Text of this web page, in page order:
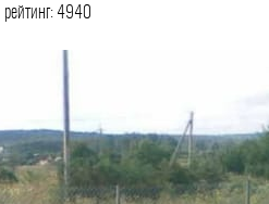
рейтинг: 4940